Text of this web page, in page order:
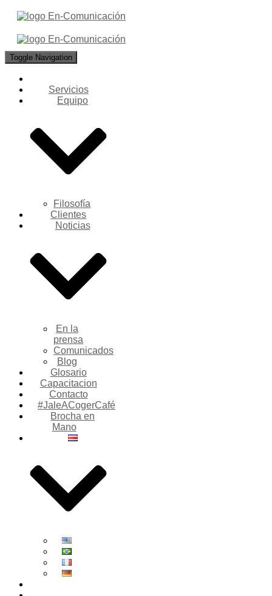
Toggle Navigation
Servicios
Equipo
Filosofía
Clientes
Noticias
En la
prensa
Comunicados
Blog
Glosario
Capacitacion
Contacto
#JaleACogerCafé
Brocha en
Mano